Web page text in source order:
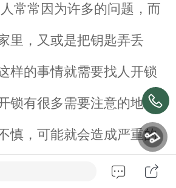
常常因为许多的问题，而
里，又或是把钥匙弄丢
样的事情就需要找人开锁
锁有很多需要注意的地
慎，可能就会造成严重的
信开锁工培训学校来给大